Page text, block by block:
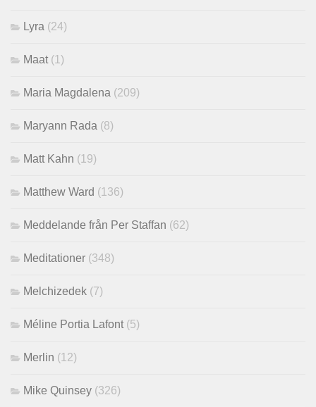
Lyra (24)
Maat (1)
Maria Magdalena (209)
Maryann Rada (8)
Matt Kahn (19)
Matthew Ward (136)
Meddelande från Per Staffan (62)
Meditationer (348)
Melchizedek (7)
Méline Portia Lafont (5)
Merlin (12)
Mike Quinsey (326)